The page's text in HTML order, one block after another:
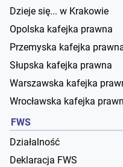
Dzieje się... w Krakowie
Opolska kafejka prawna
Przemyska kafejka
Słupska kafejka prawna
Warszawska kafejka
Wrocławska kafejka
FWS
Działalność
Deklaracja FWS